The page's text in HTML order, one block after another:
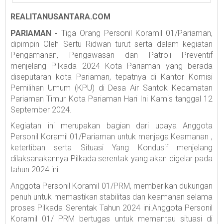
REALITANUSANTARA.COM
PARIAMAN - Tiga Orang Personil Koramil 01/Pariaman,
dipimpin Oleh Sertu Ridwan turut serta dalam kegiatan
Pengamanan, Pengawasan dan Patroli Preventif
menjelang Pilkada 2024 Kota Pariaman yang berada
diseputaran kota Pariaman, tepatnya di Kantor Komisi
Pemilihan Umum (KPU) di Desa Air Santok Kecamatan
Pariaman Timur Kota Pariaman Hari Ini Kamis tanggal 12
September 2024.
Kegiatan ini merupakan bagian dari upaya Anggota
Personil Koramil 01/Pariaman untuk menjaga Keamanan ,
ketertiban serta Situasi Yang Kondusif menjelang
dilaksanakannya Pilkada serentak yang akan digelar pada
tahun 2024 ini.
Anggota Personil Koramil 01/PRM, memberikan dukungan
penuh untuk memastikan stabilitas dan keamanan selama
proses Pilkada Serentak Tahun 2024 ini.Anggota Personil
Koramil 01/ PRM bertugas untuk memantau situasi di